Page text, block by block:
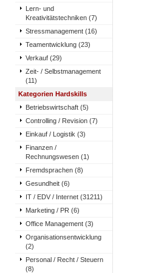
Lern- und
Kreativitätstechniken (7)
Stressmanagement (16)
Teamentwicklung (23)
Verkauf (29)
Zeit- / Selbstmanagement
(11)
Kategorien Hardskills
Betriebswirtschaft (5)
Controlling / Revision (7)
Einkauf / Logistik (3)
Finanzen /
Rechnungswesen (1)
Fremdsprachen (8)
Gesundheit (6)
IT / EDV / Internet (31211)
Marketing / PR (6)
Office Management (3)
Organisationsentwicklung
(2)
Personal / Recht / Steuern
(8)